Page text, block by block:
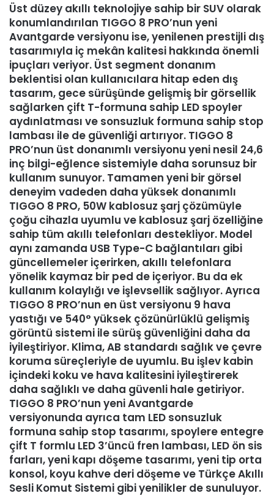
Üst düzey akıllı teknolojiye sahip bir SUV olarak
konumlandırılan TIGGO 8 PRO’nun yeni
Avantgarde versiyonu ise, yenilenen prestijli dış
tasarımıyla iç mekân kalitesi hakkında önemli
ipuçları veriyor. Üst segment donanım
beklentisi olan kullanıcılara hitap eden dış
tasarım, gece sürüşünde gelişmiş bir görsellik
sağlarken çift T-formuna sahip LED spoyler
aydınlatması ve sonsuzluk formuna sahip stop
lambası ile de güvenliği artırıyor. TIGGO 8
PRO’nun üst donanımlı versiyonu yeni nesil 24,6
inç bilgi-eğlence sistemiyle daha sorunsuz bir
kullanım sunuyor. Tamamen yeni bir görsel
deneyim vadeden daha yüksek donanımlı
TIGGO 8 PRO, 50W kablosuz şarj çözümüyle
çoğu cihazla uyumlu ve kablosuz şarj özelliğine
sahip tüm akıllı telefonları destekliyor. Model
aynı zamanda USB Type-C bağlantıları gibi
güncellemeler içerirken, akıllı telefonlara
yönelik kaymaz bir ped de içeriyor. Bu da ek
kullanım kolaylığı ve işlevsellik sağlıyor. Ayrıca
TIGGO 8 PRO’nun en üst versiyonu 9 hava
yastığı ve 540° yüksek çözünürlüklü gelişmiş
görüntü sistemi ile sürüş güvenliğini daha da
iyileştiriyor. Klima, AB standardı sağlık ve çevre
koruma süreçleriyle de uyumlu. Bu işlev kabin
içindeki koku ve hava kalitesini iyileştirerek
daha sağlıklı ve daha güvenli hale getiriyor.
TIGGO 8 PRO’nun yeni Avantgarde
versiyonunda ayrıca tam LED sonsuzluk
formuna sahip stop tasarımı, spoylere entegre
çift T formlu LED 3’üncü fren lambası, LED ön sis
farları, yeni kapı döşeme tasarımı, yeni tip orta
konsol, koyu kahve deri döşeme ve Türkçe Akıllı
Sesli Komut Sistemi gibi yenilikler de sunuluyor.